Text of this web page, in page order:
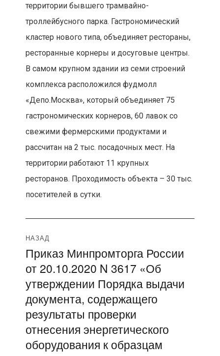
территории бывшего трамвайно-
троллейбусного парка. Гастрономический
кластер нового типа, объединяет рестораны,
ресторанные корнеры и досуговые центры.
В самом крупном здании из семи строений
комплекса расположился фудмолл
«Депо.Москва», который объединяет 75
гастрономических корнеров, 60 лавок со
свежими фермерскими продуктами и
рассчитан на 2 тыс. посадочных мест. На
территории работают 11 крупных
ресторанов. Проходимость объекта – 30 тыс.
посетителей в сутки.
Навигация
по
записям
НАЗАД
Предыдущая
запись:
Приказ Минпромторга России
от 20.10.2020 N 3617 «Об
утверждении Порядка выдачи
документа, содержащего
результаты проверки
отнесения энергетического
оборудования к образцам